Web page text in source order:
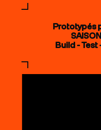
Prototypés
Build -